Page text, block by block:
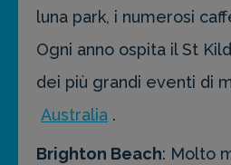
luna park, i numerosi
Ogni anno ospita il St
dei più grandi eventi di
Australia .
Brighton Beach: Molto